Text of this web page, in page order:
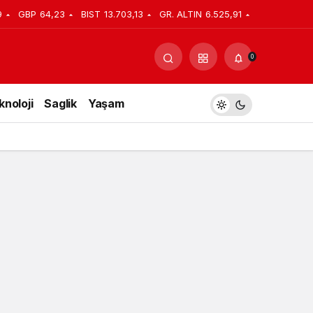
GBP 64,23 BIST 13.703,13 GR. ALTIN 6.525,91
0
Saglik Yaşam
Yorum Yap Paylaş